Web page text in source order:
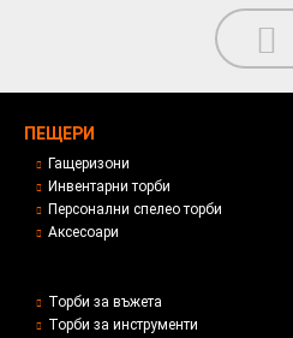
ПЕЩЕРИ
Гащеризони
Инвентарни торби
Персонални спелео торби
Аксесоари
Торби за въжета
Торби за инструменти